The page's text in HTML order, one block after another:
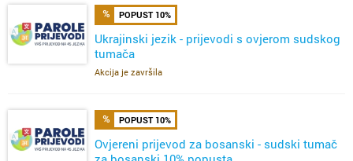
POPUST 10%
Ukrajinski jezik - prijevodi s ovjerom sudskog
tumača
Akcija je završila
POPUST 10%
Ovjereni prijevod za bosanski - sudski tumač